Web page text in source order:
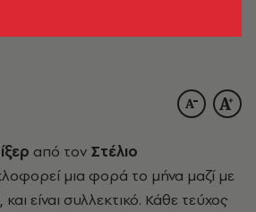
από τον Στέλιο
μια φορά το μήνα μαζί με
, και είναι συλλεκτικό. Κάθε τεύχος